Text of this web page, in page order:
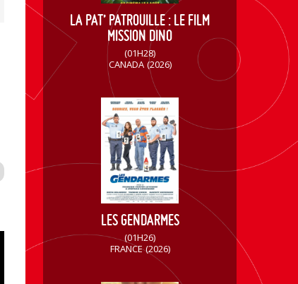
LA PAT’ PATROUILLE : LE FILM
MISSION DINO
(01H28)
CANADA (2026)
LES GENDARMES
(01H26)
FRANCE (2026)